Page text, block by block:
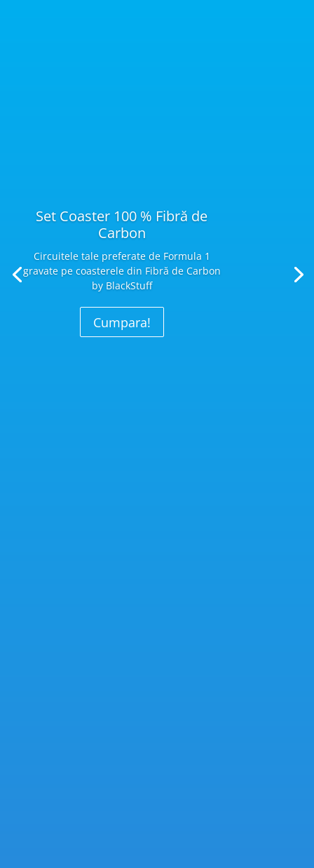
Set Coaster 100 % Fibră de
Carbon
Circuitele tale preferate de Formula 1
gravate pe coasterele din Fibră de Carbon
by BlackStuff
Cumpara!